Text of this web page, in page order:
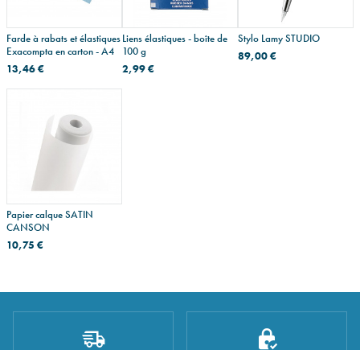
Farde à rabats et élastiques
Exacompta en carton - A4
13,46 €
Liens élastiques - boîte de
100 g
2,99 €
Stylo Lamy STUDIO
89,00 €
Papier calque SATIN
CANSON
10,75 €